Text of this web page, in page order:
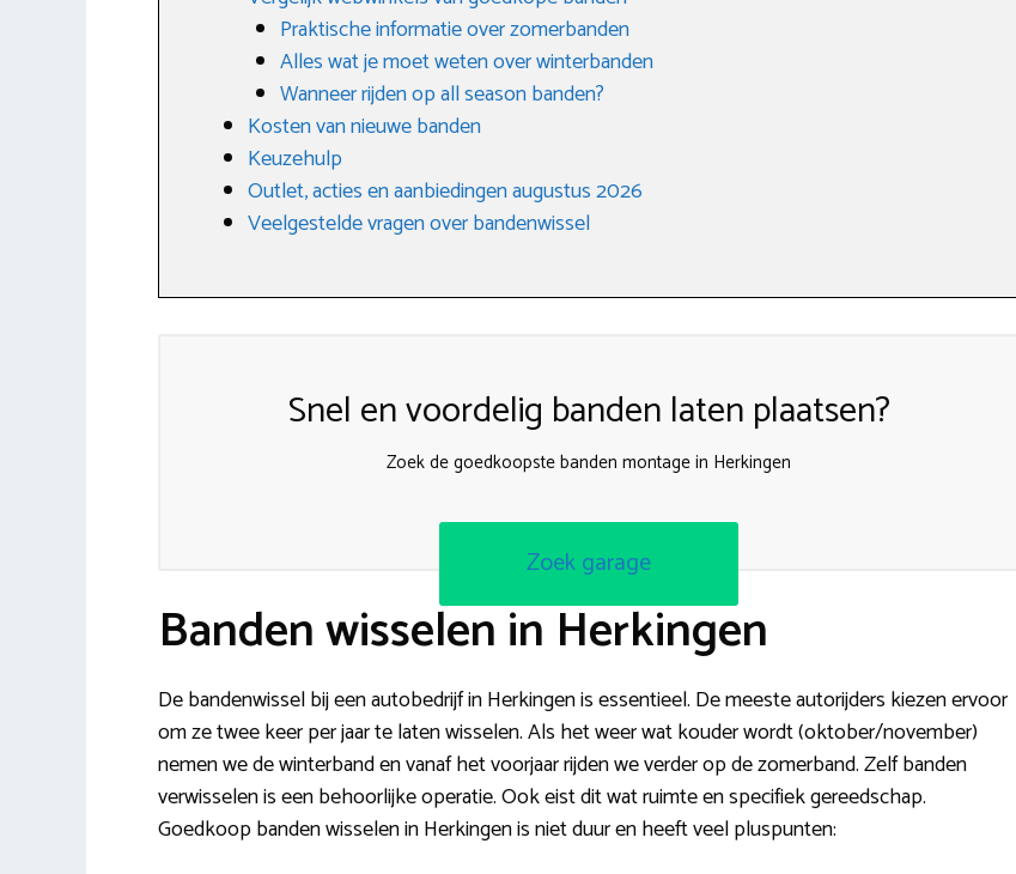
Praktische informatie over zomerbanden
Alles wat je moet weten over winterbanden
Wanneer rijden op all season banden?
Kosten van nieuwe banden
Keuzehulp
Outlet, acties en aanbiedingen augustus 2026
Veelgestelde vragen over bandenwissel
Snel en voordelig banden laten plaatsen?
Zoek de goedkoopste banden montage in Herkingen
Zoek garage
Banden wisselen in Herkingen
De bandenwissel bij een autobedrijf in Herkingen is essentieel. De meeste autorijders kiezen ervoor
om ze twee keer per jaar te laten wisselen. Als het weer wat kouder wordt (oktober/november)
nemen we de winterband en vanaf het voorjaar rijden we verder op de zomerband. Zelf banden
verwisselen is een behoorlijke operatie. Ook eist dit wat ruimte en specifiek gereedschap.
Goedkoop banden wisselen in Herkingen is niet duur en heeft veel pluspunten: